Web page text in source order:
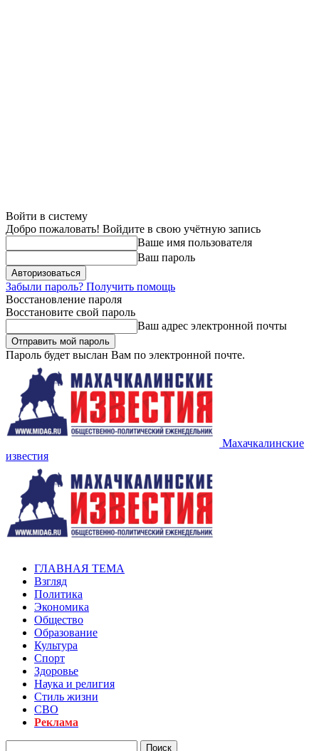
Войти в систему
Добро пожаловать! Войдите в свою учётную запись
Ваше имя пользователя
Ваш пароль
Забыли пароль? Получить помощь
Восстановление пароля
Восстановите свой пароль
Ваш адрес электронной почты
Пароль будет выслан Вам по электронной почте.
Махачкалинские
известия
ГЛАВНАЯ ТЕМА
Взгляд
Политика
Экономика
Общество
Образование
Культура
Спорт
Здоровье
Наука и религия
Стиль жизни
СВО
Реклама